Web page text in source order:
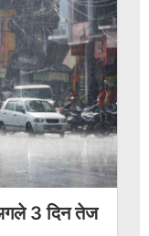
3 दिन तेज